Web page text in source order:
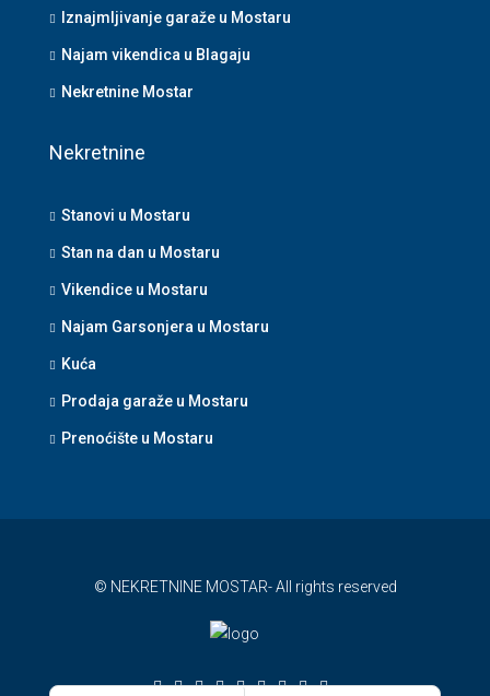
Iznajmljivanje garaže u Mostaru
Najam vikendica u Blagaju
Nekretnine Mostar
Nekretnine
Stanovi u Mostaru
Stan na dan u Mostaru
Vikendice u Mostaru
Najam Garsonjera u Mostaru
Kuća
Prodaja garaže u Mostaru
Prenoćište u Mostaru
© NEKRETNINE MOSTAR- All rights reserved